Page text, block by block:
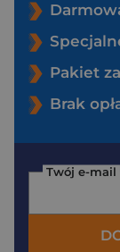
Pakiet
Brak
Twój e-mail